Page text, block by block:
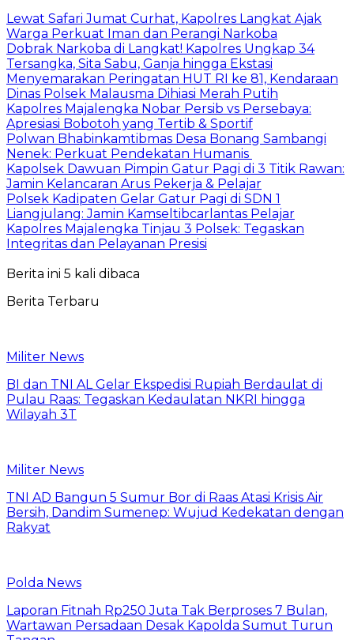
Lewat Safari Jumat Curhat, Kapolres Langkat Ajak
Warga Perkuat Iman dan Perangi Narkoba
Dobrak Narkoba di Langkat! Kapolres Ungkap 34
Tersangka, Sita Sabu, Ganja hingga Ekstasi
Menyemarakan Peringatan HUT RI ke 81, Kendaraan
Dinas Polsek Malausma Dihiasi Merah Putih
Kapolres Majalengka Nobar Persib vs Persebaya:
Apresiasi Bobotoh yang Tertib & Sportif
Polwan Bhabinkamtibmas Desa Bonang Sambangi
Nenek: Perkuat Pendekatan Humanis
Kapolsek Dawuan Pimpin Gatur Pagi di 3 Titik Rawan:
Jamin Kelancaran Arus Pekerja & Pelajar
Polsek Kadipaten Gelar Gatur Pagi di SDN 1
Liangjulang: Jamin Kamseltibcarlantas Pelajar
Kapolres Majalengka Tinjau 3 Polsek: Tegaskan
Integritas dan Pelayanan Presisi
Berita ini 5 kali dibaca
Berita Terbaru
Militer News
BI dan TNI AL Gelar Ekspedisi Rupiah Berdaulat di
Pulau Raas: Tegaskan Kedaulatan NKRI hingga
Wilayah 3T
Militer News
TNI AD Bangun 5 Sumur Bor di Raas Atasi Krisis Air
Bersih, Dandim Sumenep: Wujud Kedekatan dengan
Rakyat
Polda News
Laporan Fitnah Rp250 Juta Tak Berproses 7 Bulan,
Wartawan Persadaan Desak Kapolda Sumut Turun